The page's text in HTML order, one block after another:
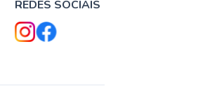
REDES SOCIAIS